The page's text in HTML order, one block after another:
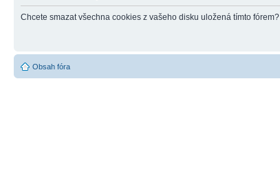
Chcete smazat všechna cookies z vašeho disku uložená tímto fórem?
Obsah fóra